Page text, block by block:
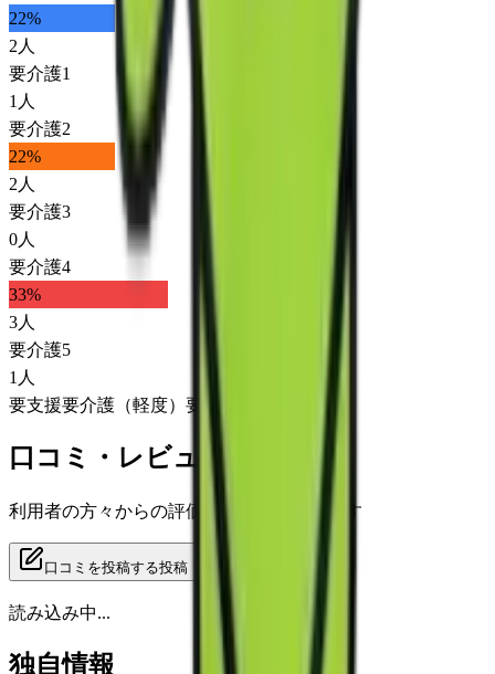
22%
2 人
要介護1
1 人
要介護2
22%
2 人
要介護3
0人
要介護4
33%
3人
要介護5
1 人
要支援要介護（軽度） 要介護（重度）
口コミ・レビュー
利用者の方々からの評価をご覧いただけます
口コミを投稿する投稿
読み込み中...
独自情報